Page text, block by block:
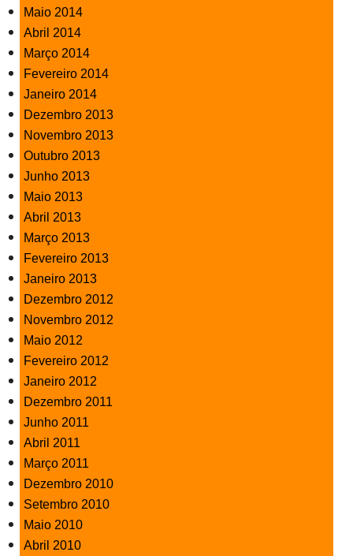
Maio 2014
Abril 2014
Março 2014
Fevereiro 2014
Janeiro 2014
Dezembro 2013
Novembro 2013
Outubro 2013
Junho 2013
Maio 2013
Abril 2013
Março 2013
Fevereiro 2013
Janeiro 2013
Dezembro 2012
Novembro 2012
Maio 2012
Fevereiro 2012
Janeiro 2012
Dezembro 2011
Junho 2011
Abril 2011
Março 2011
Dezembro 2010
Setembro 2010
Maio 2010
Abril 2010